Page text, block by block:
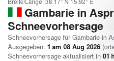
Gambarie in
Schneevorhersage
Schneevorhersage für Gambarie in
Ausgegeben: 1 am 08 Aug 2026
Schneevorhersage aktualisiert in 01 h